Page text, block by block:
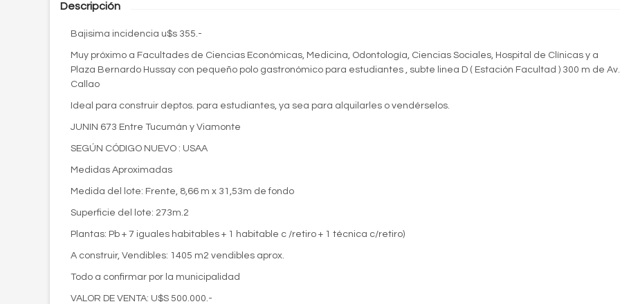
Descripción
Bajisima incidencia u$s 355.-
Muy próximo a Facultades de Ciencias Económicas, Medicina, Odontología, Ciencias Sociales, Hospital de Clínicas y a
Plaza Bernardo Hussay con pequeño polo gastronómico para estudiantes , subte linea D ( Estación Facultad ) 300 m de Av.
Callao
Ideal para construir deptos. para estudiantes, ya sea para alquilarles o vendérselos.
JUNIN 673 Entre Tucumán y Viamonte
SEGÚN CÓDIGO NUEVO : USAA
Medidas Aproximadas
Medida del lote: Frente, 8,66 m x 31,53m de fondo
Superficie del lote: 273m.2
Plantas: Pb + 7 iguales habitables + 1 habitable c /retiro + 1 técnica c/retiro)
A construir, Vendibles: 1405 m2 vendibles aprox.
Todo a confirmar por la municipalidad
VALOR DE VENTA: U$S 500.000.-